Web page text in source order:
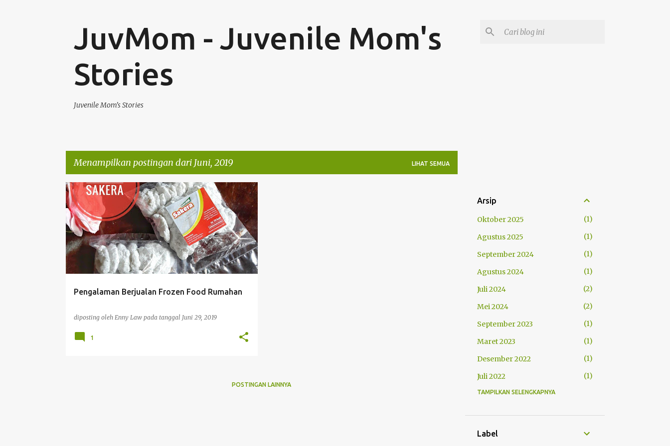
JuvMom - Juvenile Mom's
Stories
Juvenile Mom's Stories
Menampilkan postingan dari Juni, 2019 LIHAT SEMUA
P
o
s
t
i
n
Pengalaman Berjualan Frozen Food Rumahan
diposting oleh Enny Law pada tanggal Juni 29, 2019
SPONSORED POST
1
POSTINGAN LAINNYA
Arsip
Oktober 2025
1
Agustus 2025
1
September 2024
1
Agustus 2024
1
Juli 2024
2
Mei 2024
2
September 2023
1
Maret 2023
1
Desember 2022
1
Juli 2022
1
Mei 2022
Maret 2022
TAMPILKAN SELENGKAPNYA
Label